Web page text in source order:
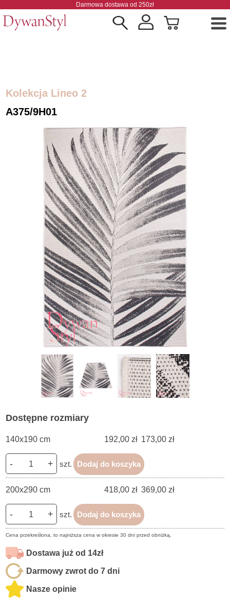
Darmowa dostawa od 250zł
Kolekcja Lineo 2
A375/9H01
Dostępne rozmiary
140x190 cm 192,00 zł 173,00 zł
- + szt. Dodaj do koszyka
200x290 cm 418,00 zł 369,00 zł
- + szt. Dodaj do koszyka
Cena przekreślona, to najniższa cena w okresie 30 dni przed obniżką.
Dostawa już od 14zł
Darmowy zwrot do 7 dni
Nasze opinie